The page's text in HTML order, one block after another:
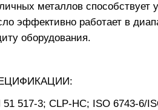
металлов
эффективно работает в
оборудования.
51 517-3; CLP-HC; ISO 6743-6/